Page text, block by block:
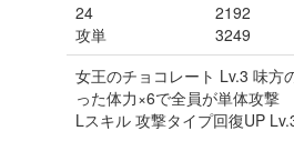
24
攻単
2192
3249
女王のチョコレート Lv.3 味方
った体力×6で全員が単体攻撃
Lスキル 攻撃タイプ回復UP